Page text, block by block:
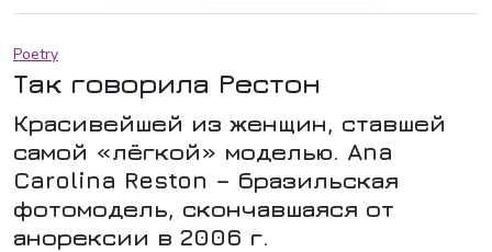
Poetry
Так говорила Рестон
Красивейшей из женщин, ставшей
самой «лёгкой» моделью. Ana
Carolina Reston – бразильская
фотомодель, скончавшаяся от
анорексии в 2006 г.